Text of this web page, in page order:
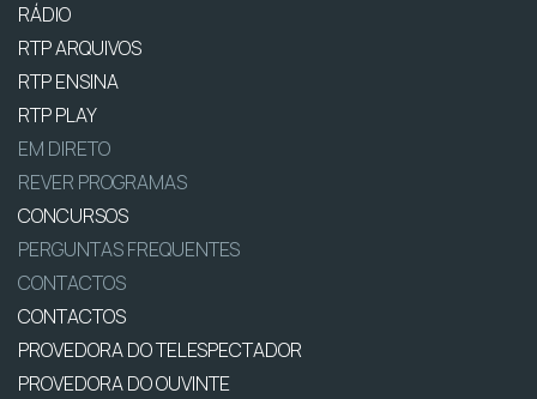
RÁDIO
RTP ARQUIVOS
RTP ENSINA
RTP PLAY
EM DIRETO
REVER PROGRAMAS
CONCURSOS
PERGUNTAS FREQUENTES
CONTACTOS
CONTACTOS
PROVEDORA DO TELESPECTADOR
PROVEDORA DO OUVINTE